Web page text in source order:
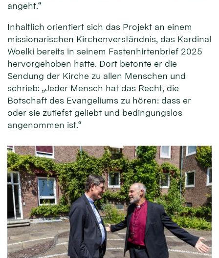
angeht.“
Inhaltlich orientiert sich das Projekt an einem
missionarischen Kirchenverständnis, das Kardinal
Woelki bereits in seinem Fastenhirtenbrief 2025
hervorgehoben hatte. Dort betonte er die
Sendung der Kirche zu allen Menschen und
schrieb: „Jeder Mensch hat das Recht, die
Botschaft des Evangeliums zu hören: dass er
oder sie zutiefst geliebt und bedingungslos
angenommen ist.“